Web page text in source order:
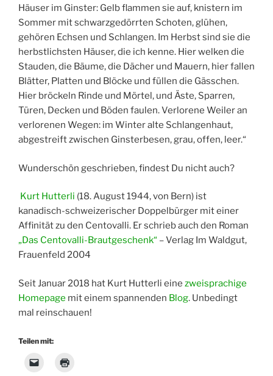
Häuser im Ginster: Gelb flammen sie auf, knistern im
Sommer mit schwarzgedörrten Schoten, glühen,
gehören Echsen und Schlangen. Im Herbst sind sie die
herbstlichsten Häuser, die ich kenne. Hier welken die
Stauden, die Bäume, die Dächer und Mauern, hier fallen
Blätter, Platten und Blöcke und füllen die Gässchen.
Hier bröckeln Rinde und Mörtel, und Äste, Sparren,
Türen, Decken und Böden faulen. Verlorene Weiler an
verlorenen Wegen: im Winter alte Schlangenhaut,
abgestreift zwischen Ginsterbesen, grau, offen, leer.“
Wunderschön geschrieben, findest Du nicht auch?
Kurt Hutterli (18. August 1944, von Bern) ist
kanadisch-schweizerischer Doppelbürger mit einer
Affinität zu den Centovalli. Er schrieb auch den Roman
„Das Centovalli-Brautgeschenk“ – Verlag Im Waldgut,
Frauenfeld 2004
Seit Januar 2018 hat Kurt Hutterli eine zweisprachige
Homepage mit einem spannenden Blog. Unbedingt
mal reinschauen!
Teilen mit: